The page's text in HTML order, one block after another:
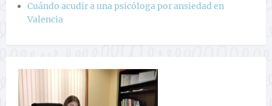
Cuándo acudir a una psicóloga por ansiedad en
Valencia